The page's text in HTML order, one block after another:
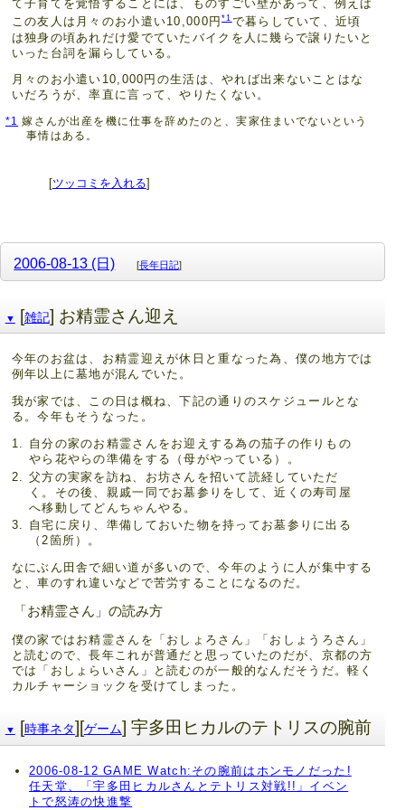
て子育てを覚悟することには、ものすごい壁があって、例えば
この友人は月々のお小遣い10,000円*1で暮らしていて、近頃
は独身の頃あれだけ愛でていたバイクを人に幾らで譲りたいと
いった台詞を漏らしている。
月々のお小遣い10,000円の生活は、やれば出来ないことはな
いだろうが、率直に言って、やりたくない。
*1
嫁さんが出産を機に仕事を辞めたのと、実家住まいでないという
事情はある。
[ツッコミを入れる]
2006-08-13 (日) [長年日記]
▼ [雑記] お精霊さん迎え
今年のお盆は、お精霊迎えが休日と重なった為、僕の地方では
例年以上に墓地が混んでいた。
我が家では、この日は概ね、下記の通りのスケジュールとな
る。今年もそうなった。
自分の家のお精霊さんをお迎えする為の茄子の作りもの
やら花やらの準備をする（母がやっている）。
父方の実家を訪ね、お坊さんを招いて読経していただ
く。その後、親戚一同でお墓参りをして、近くの寿司屋
へ移動してどんちゃんやる。
自宅に戻り、準備しておいた物を持ってお墓参りに出る
（2箇所）。
なにぶん田舎で細い道が多いので、今年のように人が集中する
と、車のすれ違いなどで苦労することになるのだ。
「お精霊さん」の読み方
僕の家ではお精霊さんを「おしょろさん」「おしょうろさん」
と読むので、長年これが普通だと思っていたのだが、京都の方
では「おしょらいさん」と読むのが一般的なんだそうだ。軽く
カルチャーショックを受けてしまった。
▼ [時事ネタ][ゲーム] 宇多田ヒカルのテトリスの腕前
2006-08-12 GAME Watch:その腕前はホンモノだった!
任天堂、「宇多田ヒカルさんとテトリス対戦!!」イベン
トで怒涛の快進撃